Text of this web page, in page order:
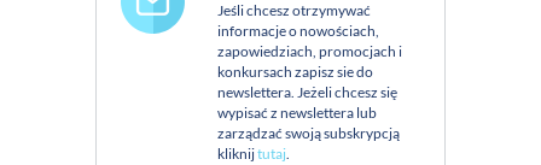
Jeśli chcesz otrzymywać
informacje o nowościach,
zapowiedziach, promocjach i
konkursach zapisz sie do
newslettera. Jeżeli chcesz się
wypisać z newslettera lub
zarządzać swoją subskrypcją
kliknijtutaj.